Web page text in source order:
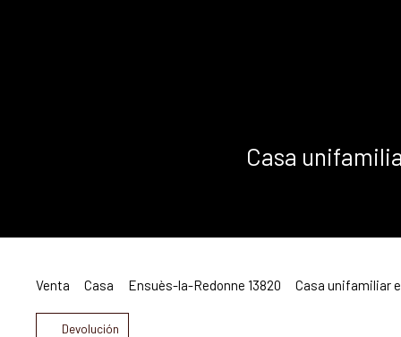
Casa
Venta Casa Ensuès-la-Redonne 13820 Casa unifamiliar
Devolución